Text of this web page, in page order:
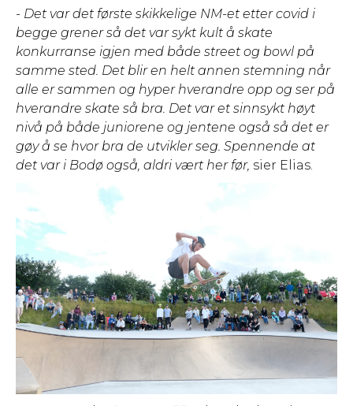
- Det var det første skikkelige NM-et etter covid i
begge grener så det var sykt kult å skate
konkurranse igjen med både street og bowl på
samme sted. Det blir en helt annen stemning når
alle er sammen og hyper hverandre opp og ser på
hverandre skate så bra. Det var et sinnsykt høyt
nivå på både juniorene og jentene også så det er
gøy å se hvor bra de utvikler seg. Spennende at
det var i Bodø også, aldri vært her før, sier Elias.